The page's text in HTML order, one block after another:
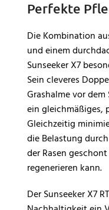
Perfekte
Die Kombination
und einem
Sunseeker X7
Sein cleveres
Grashalme vor
ein gleichmäßiges,
Gleichzeitig
die Belastung
der Rasen
regenerieren kann.
Der Sunseeker X7